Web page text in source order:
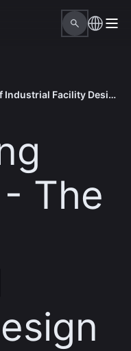
Introducing Forte 3D - The Future of Industrial Facility Design
The